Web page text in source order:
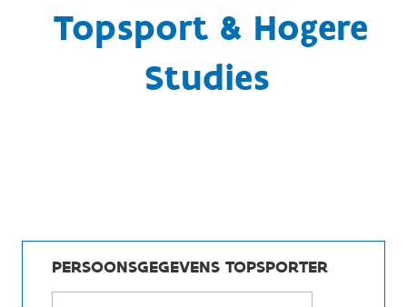
Topsport & Hogere
Studies
PERSOONSGEGEVENS TOPSPORTER